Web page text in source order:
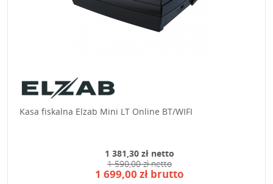
Kasa fiskalna Elzab Mini LT Online BT/WIFI
1 381,30 zł netto
1 590,00 zł netto
1 699,00 zł brutto